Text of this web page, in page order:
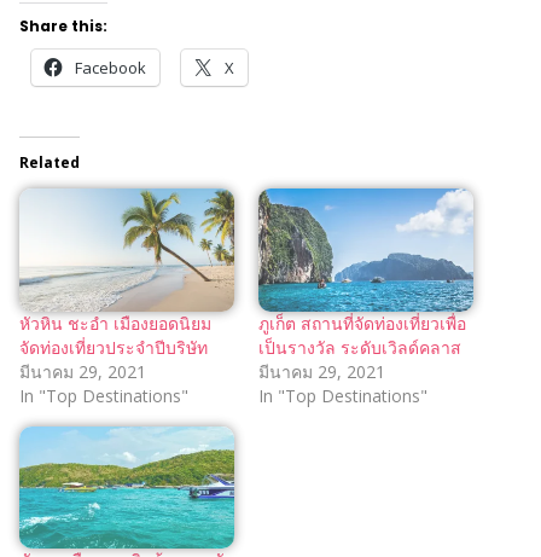
Share this:
Facebook X
Related
หัวหิน ชะอำ เมืองยอดนิยม
จัดท่องเที่ยวประจำปีบริษัท
มีนาคม 29, 2021
In "Top Destinations"
ภูเก็ต สถานที่จัดท่องเที่ยวเพื่อ
เป็นรางวัล ระดับเวิลด์คลาส
มีนาคม 29, 2021
In "Top Destinations"